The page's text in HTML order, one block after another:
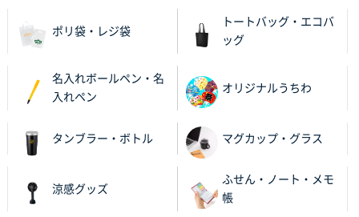
ビオトープデスクメモ100P
2025年11月25日 16:41
茨城県G社様
uni ジェットストリーム 05300枚
何度か注文していて、満足していたから
神奈川県のお客様
ポリ袋・レジ袋
トートバッグ・エコバ
ッグ
名入れボールペン・名
入れペン
オリジナルうちわ
タンブラー・ボトル マグカップ・グラス
涼感グッズ
ふせん・ノート・メモ
帳